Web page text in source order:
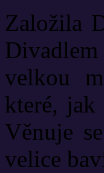
Založila
velkou
které, jak
Věnuje
velice